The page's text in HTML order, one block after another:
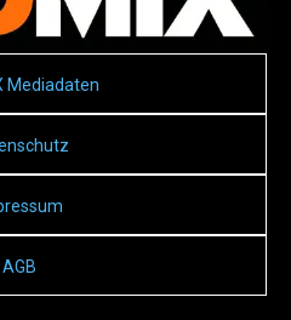
Mediadaten
AGB